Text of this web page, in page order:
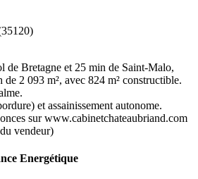
Bretagne et 25 min de Saint-Malo,
2 093 m², avec 824 m² constructible.
et assainissement autonome.
sur www.cabinetchateaubriand.com
vendeur)
Energétique